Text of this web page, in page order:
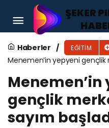
Haberler EĞITIM
Menemen’in yepyeni gençlik
Menemen’in
gençlik
sayım
Menemen’in yepyeni
sayım başladı